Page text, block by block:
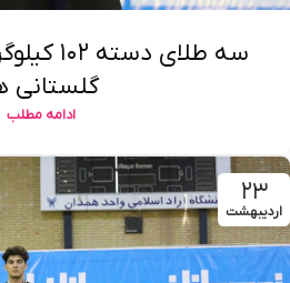
سه طلای
گلستانی
ادامه مطلب
۲۳
اردیبهشت